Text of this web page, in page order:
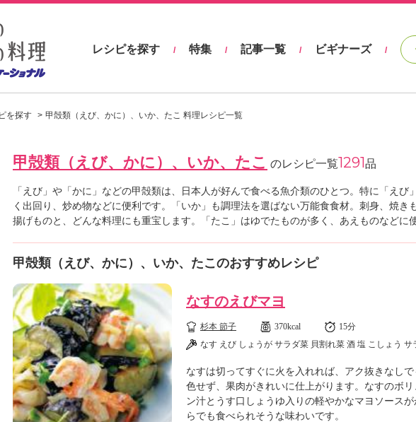
し
シ
を
見
つ
う
N
H
K
エ
デ
ュ
ケ
ー
シ
レシピを探す / 特集 / 記事一覧 / ビギナーズ /
を探す 甲殻類（えび、かに）、いか、たこ 料理レシピ一覧
甲殻類（えび、かに）、いか、たこ のレシピ一覧1291品
「えび」や「かに」などの甲殻類は、日本人が好んで食べる魚介類のひとつ。特に「えび
く出回り、炒め物などに便利です。「いか」も調理法を選ばない万能食食材。刺身、焼き
揚げものと、どんな料理にも重宝します。「たこ」はゆでたものが多く、あえものなどに
甲殻類（えび、かに）、いか、たこのおすすめレシピ
なすのえびマヨ
杉本 節子 370kcal
15分
なす えび しょうが サラダ菜 貝割れ菜 酒 塩 こしょう サ
なすは切ってすぐに火を入れれば、アク抜きなし
色せず、果肉がきれいに仕上がります。なすのボ
ン汁とうす口しょうゆ入りの軽やかなマヨソースが
らでも食べられそうな味わいです。